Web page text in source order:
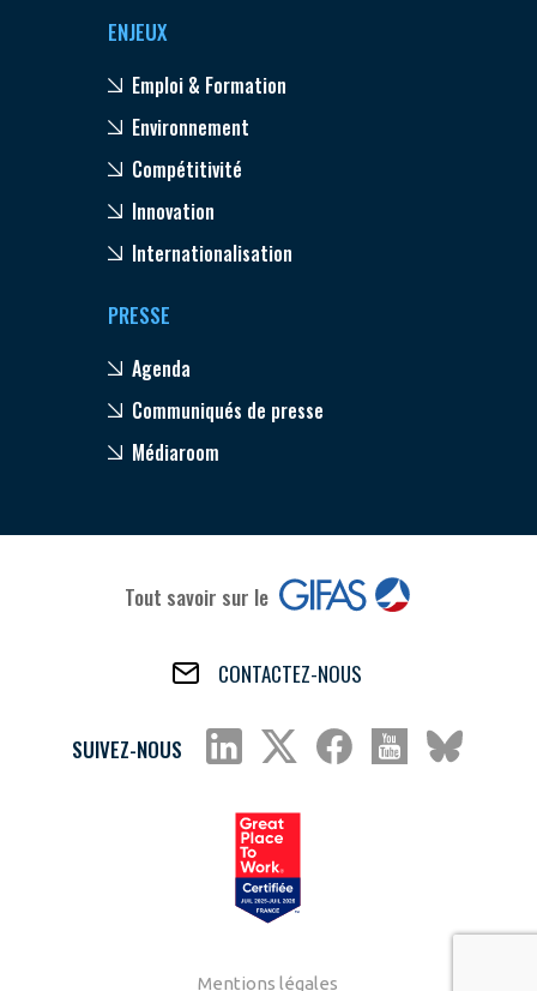
ENJEUX
Emploi & Formation
Environnement
Compétitivité
Innovation
Internationalisation
PRESSE
Agenda
Communiqués de presse
Médiaroom
Tout savoir sur le
CONTACTEZ-NOUS
SUIVEZ-NOUS
Mentions légales